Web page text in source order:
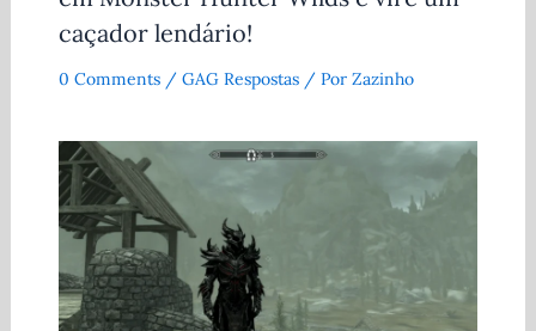
caçador lendário!
0 Comments / GAG Respostas/ Por Zazinho